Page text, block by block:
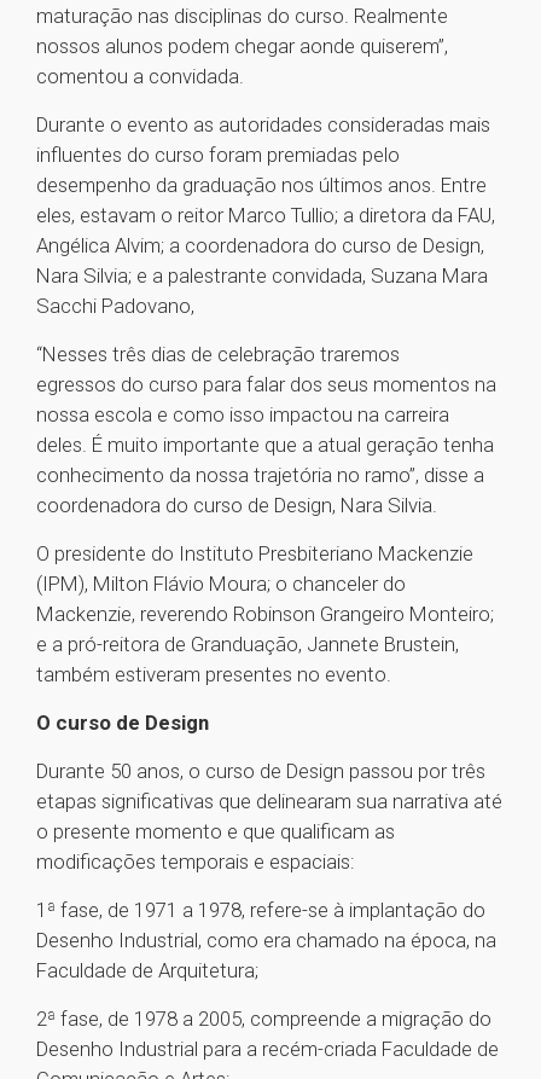
maturação nas disciplinas do curso. Realmente
nossos alunos podem chegar aonde quiserem”,
comentou a convidada.
Durante o evento as autoridades consideradas mais
influentes do curso foram premiadas pelo
desempenho da graduação nos últimos anos. Entre
eles, estavam o reitor Marco Tullio; a diretora da FAU,
Angélica Alvim; a coordenadora do curso de Design,
Nara Silvia; e a palestrante convidada, Suzana Mara
Sacchi Padovano,
“Nesses três dias de celebração traremos
egressos do curso para falar dos seus momentos na
nossa escola e como isso impactou na carreira
deles. É muito importante que a atual geração tenha
conhecimento da nossa trajetória no ramo”, disse a
coordenadora do curso de Design, Nara Silvia.
O presidente do Instituto Presbiteriano Mackenzie
(IPM), Milton Flávio Moura; o chanceler do
Mackenzie, reverendo Robinson Grangeiro Monteiro;
e a pró-reitora de Granduação, Jannete Brustein,
também estiveram presentes no evento.
O curso de Design
Durante 50 anos, o curso de Design passou por três
etapas significativas que delinearam sua narrativa até
o presente momento e que qualificam as
modificações temporais e espaciais:
1ª fase, de 1971 a 1978, refere-se à implantação do
Desenho Industrial, como era chamado na época, na
Faculdade de Arquitetura;
2ª fase, de 1978 a 2005, compreende a migração do
Desenho Industrial para a recém-criada Faculdade de